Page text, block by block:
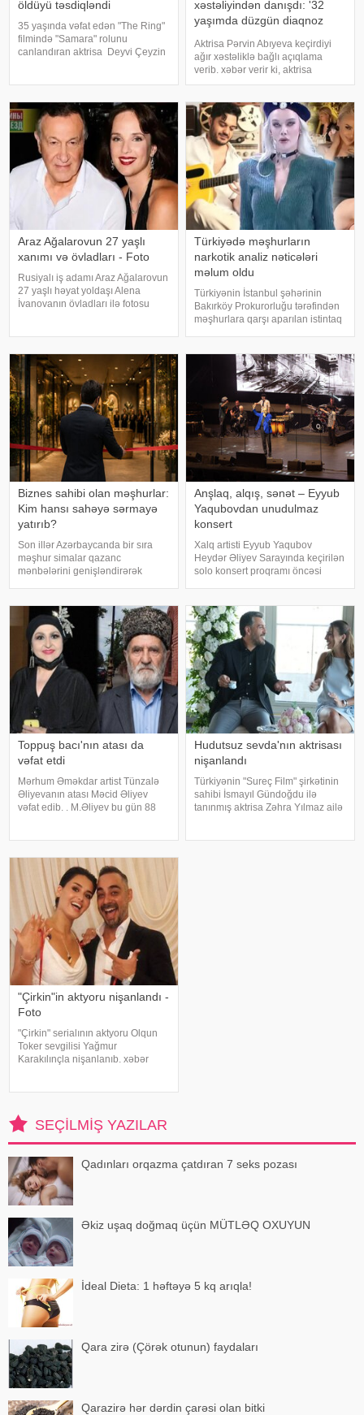
öldüyü təsdiqləndi
35 yaşında vəfat edən "The Ring"
filmində "Samara" rolunu
canlandıran aktrisa Deyvi Çeyzin
İdarəsini
xəstəliyindən danışdı: '32
yaşımda düzgün diaqnoz
Aktrisa Pərvin Abıyeva keçirdiyi
ağır xəstəliklə bağlı açıqlama
verib. xəbər verir ki, aktrisa
axlorhidriya xəstəliyindən əziyyət
diaqnoz qoyula bilmədiyini
bildirib. "Bu əməliyyat
Azərbaycand
Araz Ağalarovun 27 yaşlı
xanımı və övladları - Foto
Rusiyalı iş adamı Araz Ağalarovun
27 yaşlı həyat yoldaşı Alena
İvanovanın övladları ilə fotosu
alıb. Qeyd edək ki, Araz Ağalarovu
Türkiyədə məşhurların
narkotik analiz nəticələri
məlum oldu
Türkiyənin İstanbul şəhərinin
Bakırköy Prokurorluğu tərəfindən
məşhurlara qarşı aparılan istintaq
götürülmüş bioloji nümunələr
üzərində aparılan toksikoloji
Biznes sahibi olan məşhurlar:
Kim hansı sahəyə sərmayə
yatırıb?
Son illər Azərbaycanda bir sıra
məşhur simalar qazanc
mənbələrini genişləndirərək
restoran, kafe, geyim, gözəllik və
qida sektorunda fəaliyyət
göstərən, öz adları il
Anşlaq, alqış, sənət – Eyyub
Yaqubovdan unudulmaz
konsert
Xalq artisti Eyyub Yaqubov
Heydər Əliyev Sarayında keçirilən
solo konsert proqramı öncəsi
yaradıcılığı və konsertlə bağlı
fikirlərini bölüşüb. xəbər verir ki,
sənətkarın sözlərin
Toppuş bacı'nın atası da
vəfat etdi
Mərhum Əməkdar artist Tünzalə
Əliyevanın atası Məcid Əliyev
vəfat edib. . M.Əliyev bu gün 88
xəstəlikdən əziyyət çəkird
Hudutsuz sevda'nın aktrisası
nişanlandı
Türkiyənin "Sureç Film" şirkətinin
sahibi İsmayıl Gündoğdu ilə
tanınmış aktrisa Zəhra Yılmaz ailə
"Çirkin"in aktyoru nişanlandı -
Foto
"Çirkin" serialının aktyoru Olqun
Toker sevgilisi Yağmur
Karakılınçla nişanlanıb. xəbər
SEÇILMIŞ YAZILAR
Qadınları orqazma çatdıran 7 seks pozası
Əkiz uşaq doğmaq üçün MÜTLƏQ OXUYUN
İdeal Dieta: 1 həftəyə 5 kq arıqla!
Qara zirə (Çörək otunun) faydaları
Qarazirə hər dərdin çarəsi olan bitki